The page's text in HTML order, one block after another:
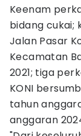
Keenam
bidang cukai;
Jalan Pasar
Kecamatan
2021; tiga
KONI
tahun
anggaran